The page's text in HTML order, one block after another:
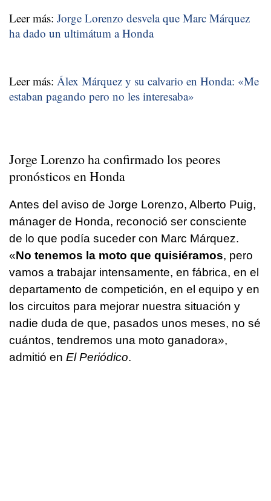
Leer más: Jorge Lorenzo desvela que Marc Márquez
ha dado un ultimátum a Honda
Leer más: Álex Márquez y su calvario en Honda: «Me
estaban pagando pero no les interesaba»
Jorge Lorenzo ha confirmado los peores
pronósticos en Honda
Antes del aviso de Jorge Lorenzo, Alberto Puig,
mánager de Honda, reconoció ser consciente
de lo que podía suceder con Marc Márquez.
«No tenemos la moto que quisiéramos, pero
vamos a trabajar intensamente, en fábrica, en el
departamento de competición, en el equipo y en
los circuitos para mejorar nuestra situación y
nadie duda de que, pasados unos meses, no sé
cuántos, tendremos una moto ganadora»,
admitió en El Periódico.